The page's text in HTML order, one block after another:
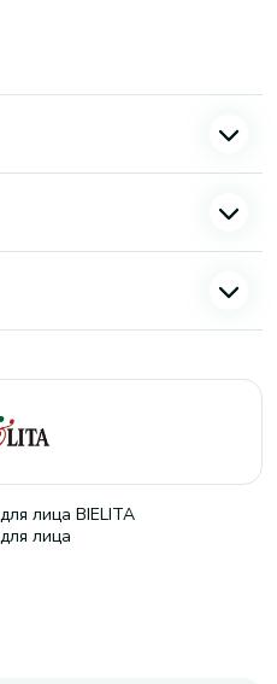
лица BIELITA
лица